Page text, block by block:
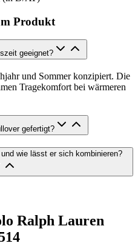
Produkt
geeignet?
und Sommer konzipiert. Die
Tragekomfort bei wärmeren
gefertigt?
wie lässt er sich kombinieren?
Ralph Lauren